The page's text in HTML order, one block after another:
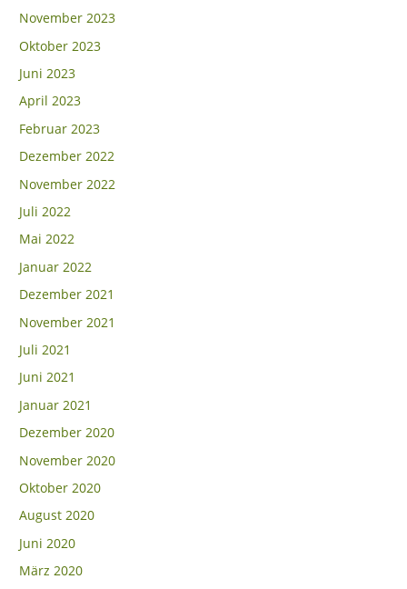
November 2023
Oktober 2023
Juni 2023
April 2023
Februar 2023
Dezember 2022
November 2022
Juli 2022
Mai 2022
Januar 2022
Dezember 2021
November 2021
Juli 2021
Juni 2021
Januar 2021
Dezember 2020
November 2020
Oktober 2020
August 2020
Juni 2020
März 2020